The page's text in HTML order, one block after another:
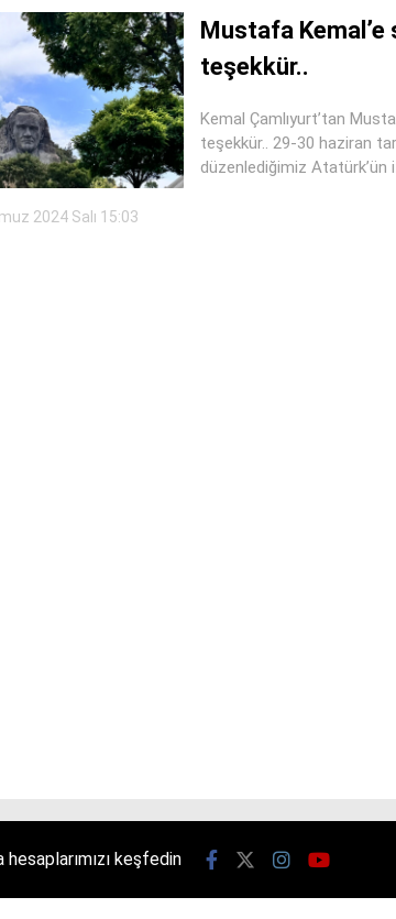
Mustafa Kemal’e
teşekkür..
Kemal Çamlıyurt’tan
teşekkür.. 29-30 haziran
düzenlediğimiz Atatürk’ün
2024 Salı 15:03
keşfedin